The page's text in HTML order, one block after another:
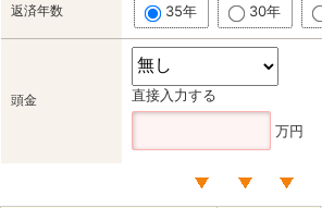
返済年数 35年 30年
頭金 直接入力する
万円